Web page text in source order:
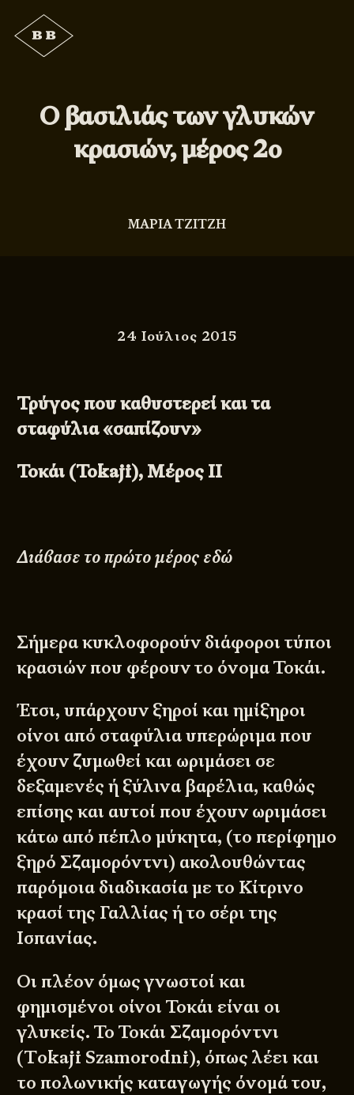
Ο βασιλιάς των γλυκών
κρασιών, μέρος 2ο
ΜΑΡΙΑ ΤΖΙΤΖΗ
24 Ιούλιος 2015
Τρύγος που καθυστερεί και τα
σταφύλια «σαπίζουν»
Τοκάι (Tokaji), Μέρος ΙΙ
Διάβασε το πρώτο μέρος εδώ
Σήμερα κυκλοφορούν διάφοροι τύποι
κρασιών που φέρουν το όνομα Τοκάι.
Έτσι, υπάρχουν ξηροί και ημίξηροι
οίνοι από σταφύλια υπερώριμα που
έχουν ζυμωθεί και ωριμάσει σε
δεξαμενές ή ξύλινα βαρέλια, καθώς
επίσης και αυτοί που έχουν ωριμάσει
κάτω από πέπλο μύκητα, (το περίφημο
ξηρό Σζαμορόντνι) ακολουθώντας
παρόμοια διαδικασία με το Κίτρινο
κρασί της Γαλλίας ή το σέρι της
Ισπανίας.
Οι πλέον όμως γνωστοί και
φημισμένοι οίνοι Τοκάι είναι οι
γλυκείς. Το Τοκάι Σζαμορόντνι
(Τokaji Szamorodni), όπως λέει και
το πολωνικής καταγωγής όνομά του,